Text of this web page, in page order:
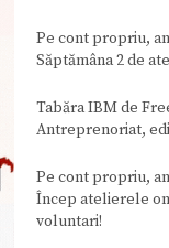
Pe cont propriu,
Săptămâna 2 de
Tabăra IBM de
Antreprenoriat,
Pe cont propriu,
Încep atelierele
voluntari!